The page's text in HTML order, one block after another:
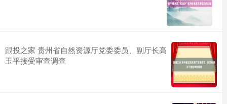
跟投之家 贵州省自然资源厅党委委员、副厅长高
玉平接受审查调查